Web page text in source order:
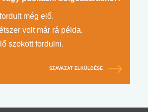
még elő.
volt már rá példa.
szokott fordulni.
SZAVAZAT ELKÜLDÉSE